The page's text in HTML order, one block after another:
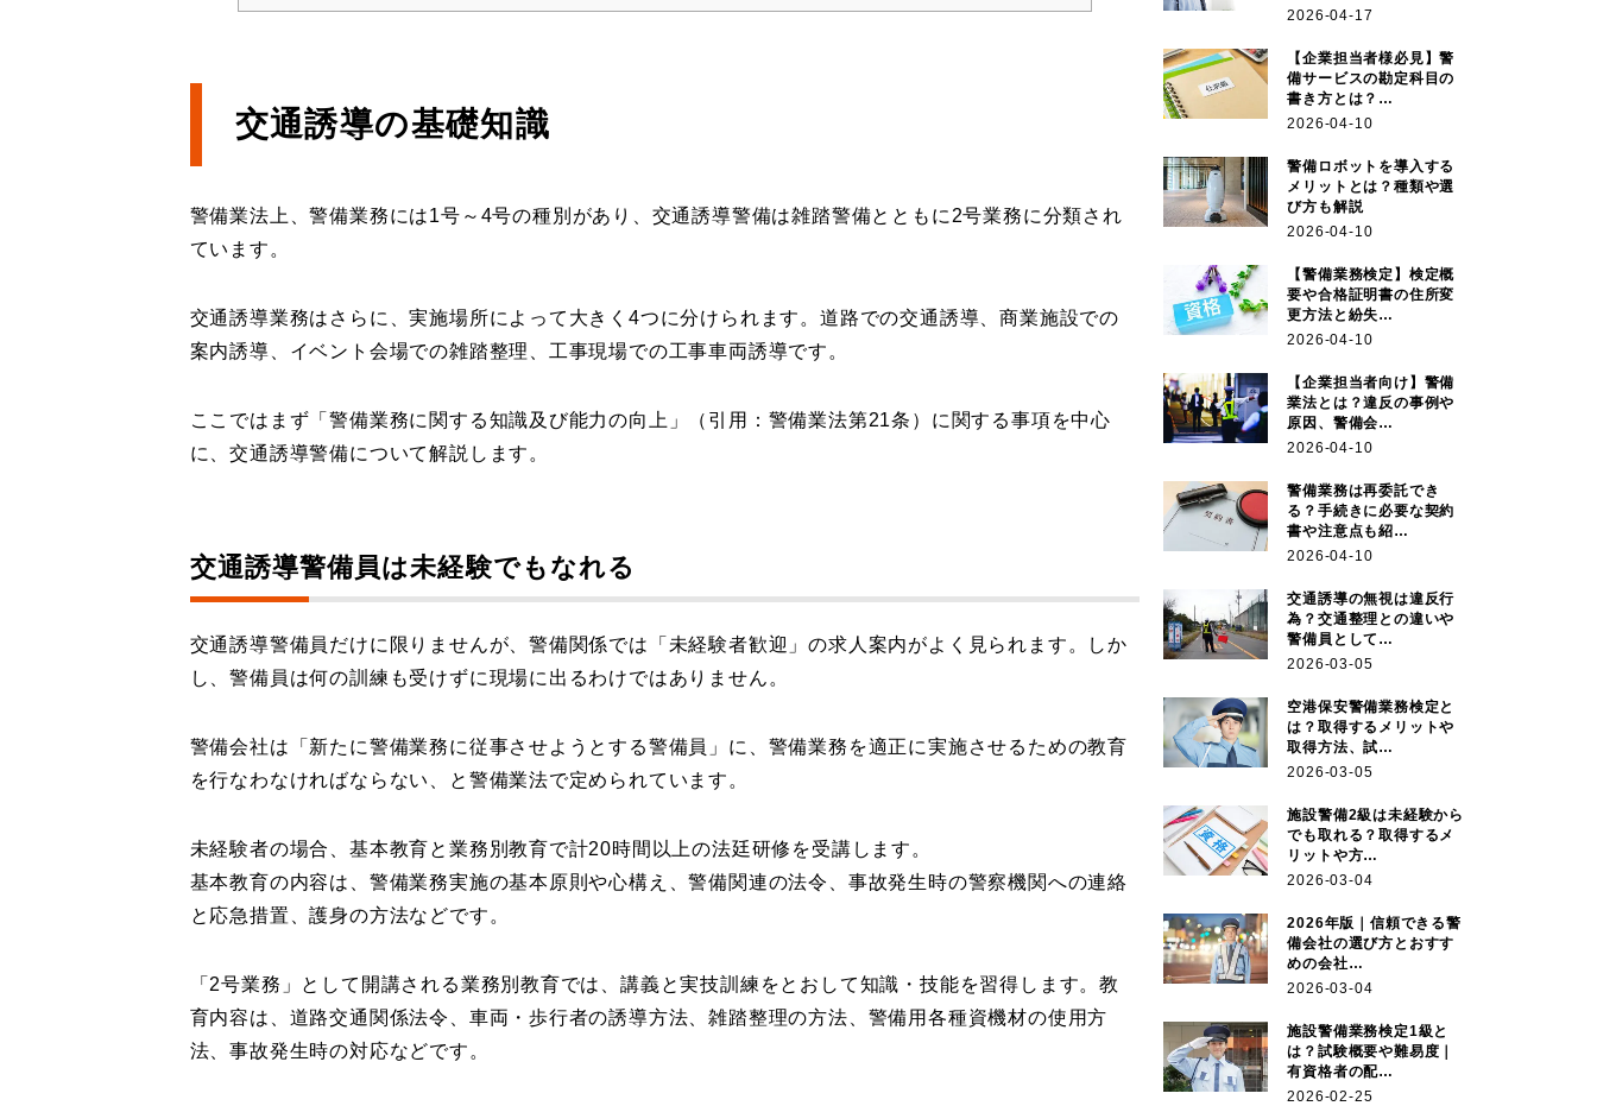
交通誘導の基礎知識
警備業法上、警備業務には1号～4号の種別があり、交通誘導警備は雑踏警備とともに2号業務に分類され
ています。
交通誘導業務はさらに、実施場所によって大きく4つに分けられます。道路での交通誘導、商業施設での
案内誘導、イベント会場での雑踏整理、工事現場での工事車両誘導です。
ここではまず「警備業務に関する知識及び能力の向上」（引用：警備業法第21条）に関する事項を中心
に、交通誘導警備について解説します。
交通誘導警備員は未経験でもなれる
交通誘導警備員だけに限りませんが、警備関係では「未経験者歓迎」の求人案内がよく見られます。しか
し、警備員は何の訓練も受けずに現場に出るわけではありません。
警備会社は「新たに警備業務に従事させようとする警備員」に、警備業務を適正に実施させるための教育
を行なわなければならない、と警備業法で定められています。
未経験者の場合、基本教育と業務別教育で計20時間以上の法廷研修を受講します。
基本教育の内容は、警備業務実施の基本原則や心構え、警備関連の法令、事故発生時の警察機関への連絡
と応急措置、護身の方法などです。
「2号業務」として開講される業務別教育では、講義と実技訓練をとおして知識・技能を習得します。教
育内容は、道路交通関係法令、車両・歩行者の誘導方法、雑踏整理の方法、警備用各種資機材の使用方
法、事故発生時の対応などです。
2026-04-17
【企業担当者様必見】警
備サービスの勘定科目の
書き方とは？…
2026-04-10
警備ロボットを導入する
メリットとは？種類や選
び方も解説
2026-04-10
【警備業務検定】検定概
要や合格証明書の住所変
更方法と紛失…
2026-04-10
【企業担当者向け】警備
業法とは？違反の事例や
原因、警備会…
2026-04-10
警備業務は再委託でき
る？手続きに必要な契約
書や注意点も紹…
2026-04-10
交通誘導の無視は違反行
為？交通整理との違いや
警備員として…
2026-03-05
空港保安警備業務検定と
は？取得するメリットや
取得方法、試…
2026-03-05
施設警備2級は未経験から
でも取れる？取得するメ
リットや方…
2026-03-04
2026年版｜信頼できる警
備会社の選び方とおすす
めの会社…
2026-03-04
施設警備業務検定1級と
は？試験概要や難易度｜
有資格者の配…
2026-02-25